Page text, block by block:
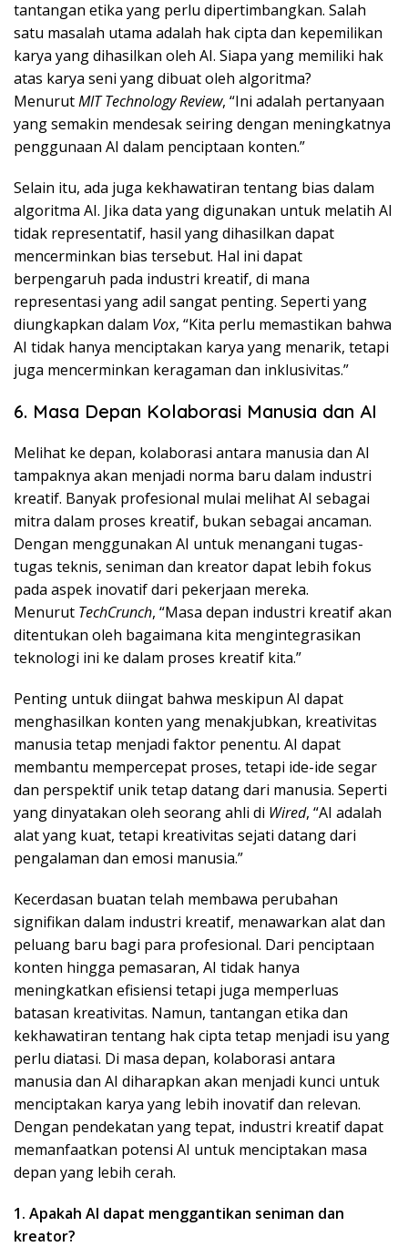
tantangan etika yang perlu dipertimbangkan. Salah
satu masalah utama adalah hak cipta dan kepemilikan
karya yang dihasilkan oleh AI. Siapa yang memiliki hak
atas karya seni yang dibuat oleh algoritma?
MenurutMIT Technology Review, “Ini adalah pertanyaan
yang semakin mendesak seiring dengan meningkatnya
penggunaan AI dalam penciptaan konten.”
Selain itu, ada juga kekhawatiran tentang bias dalam
algoritma AI. Jika data yang digunakan untuk melatih AI
tidak representatif, hasil yang dihasilkan dapat
mencerminkan bias tersebut. Hal ini dapat
berpengaruh pada industri kreatif, di mana
representasi yang adil sangat penting. Seperti yang
diungkapkan dalam Vox, “Kita perlu memastikan bahwa
AI tidak hanya menciptakan karya yang menarik, tetapi
juga mencerminkan keragaman dan inklusivitas.”
6. Masa Depan Kolaborasi Manusia dan AI
Melihat ke depan, kolaborasi antara manusia dan AI
tampaknya akan menjadi norma baru dalam industri
kreatif. Banyak profesional mulai melihat AI sebagai
mitra dalam proses kreatif, bukan sebagai ancaman.
Dengan menggunakan AI untuk menangani tugas-
tugas teknis, seniman dan kreator dapat lebih fokus
pada aspek inovatif dari pekerjaan mereka.
Menurut TechCrunch, “Masa depan industri kreatif akan
ditentukan oleh bagaimana kita mengintegrasikan
teknologi ini ke dalam proses kreatif kita.”
Penting untuk diingat bahwa meskipun AI dapat
menghasilkan konten yang menakjubkan, kreativitas
manusia tetap menjadi faktor penentu. AI dapat
membantu mempercepat proses, tetapi ide-ide segar
dan perspektif unik tetap datang dari manusia. Seperti
yang dinyatakan oleh seorang ahli di Wired, “AI adalah
alat yang kuat, tetapi kreativitas sejati datang dari
pengalaman dan emosi manusia.”
Kecerdasan buatan telah membawa perubahan
signifikan dalam industri kreatif, menawarkan alat dan
peluang baru bagi para profesional. Dari penciptaan
konten hingga pemasaran, AI tidak hanya
meningkatkan efisiensi tetapi juga memperluas
batasan kreativitas. Namun, tantangan etika dan
kekhawatiran tentang hak cipta tetap menjadi isu yang
perlu diatasi. Di masa depan, kolaborasi antara
manusia dan AI diharapkan akan menjadi kunci untuk
menciptakan karya yang lebih inovatif dan relevan.
Dengan pendekatan yang tepat, industri kreatif dapat
memanfaatkan potensi AI untuk menciptakan masa
depan yang lebih cerah.
1. Apakah AI dapat menggantikan seniman dan
kreator?